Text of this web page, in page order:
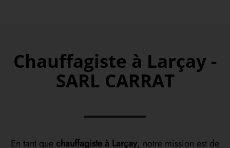
Chauffagiste à Larçay -
SARL CARRAT
En tant que chauffagiste à Larçay, notre mission est de